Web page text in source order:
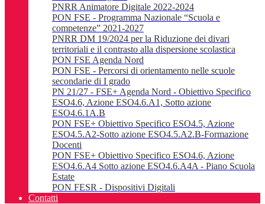
PNRR Animatore Digitale 2022-2024
PON FSE - Programma Nazionale “Scuola e
competenze” 2021-2027
PNRR DM 19/2024 per la Riduzione dei divari
territoriali e il contrasto alla dispersione scolastica
PON FSE Agenda Nord
PON FSE - Percorsi di orientamento nelle scuole
secondarie di I grado
PN 21/27 - FSE+ Agenda Nord - Obiettivo Specifico
ESO4.6, Azione ESO4.6.A1, Sotto azione
ESO4.6.1A.B
PON FSE+ Obiettivo Specifico ESO4.5, Azione
ESO4.5.A2-Sotto azione ESO4.5.A2.B-Formazione
Docenti
PON FSE+ Obiettivo Specifico ESO4.6, Azione
ESO4.6.A4 Sotto azione ESO4.6.A4A - Piano Scuola
Estate
PON FESR - Dispositivi Digitali
Contatti